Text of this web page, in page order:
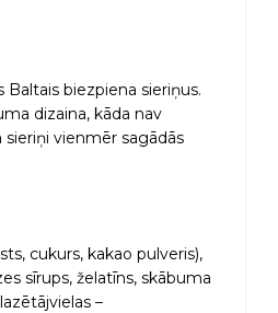
biezpiena sieriņus.
dizaina, kāda nav
vienmēr sagādās
cukurs, kakao pulveris),
sīrups, želatīns, skābuma
–